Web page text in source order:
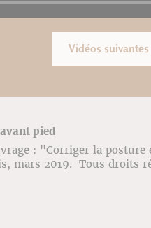
Vidéos suivantes
pied
: "Corriger la
mars 2019. Tous droits